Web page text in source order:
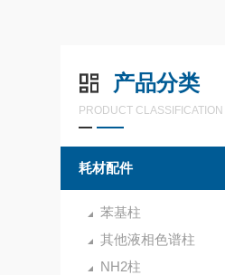
产品分类
PRODUCT CLASSIFICATION
耗材配件
苯基柱
其他液相色谱柱
NH2柱